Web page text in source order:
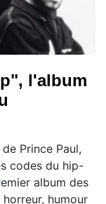
l'album
Prince Paul,
codes du hip-
album des
humour